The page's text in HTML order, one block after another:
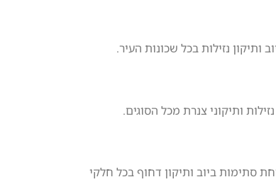
נזילות בכל שכונות העיר.
ותיקוני צנרת מכל הסוגים.
סתימות ביוב ותיקון דחוף בכל חלקי